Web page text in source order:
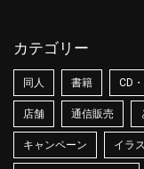
カテゴリー
同人 書籍 CD
店舗 通信販売
キャンペーン イラ